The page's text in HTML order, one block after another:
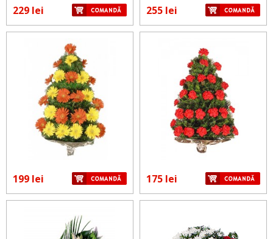
229 lei 255 lei
199 lei 175 lei